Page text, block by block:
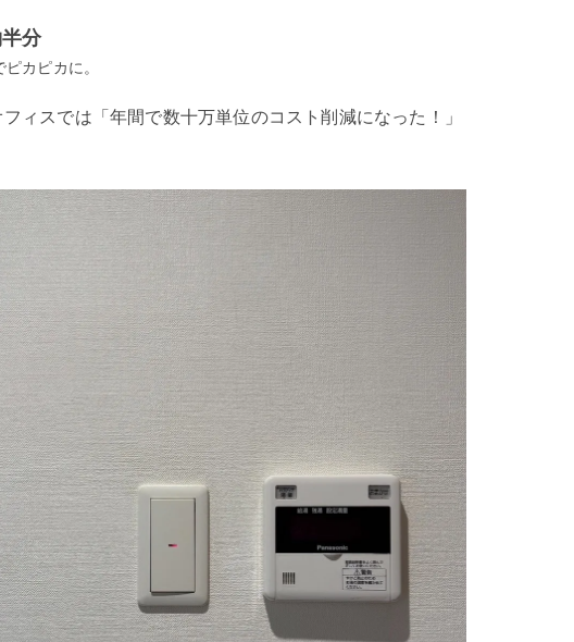
分
カピカに。
ィスでは「年間で数十万単位のコスト削減になった！」